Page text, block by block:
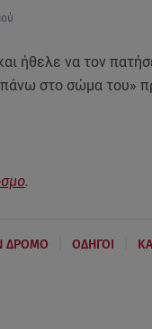
ήθελε να τον
στο σώμα του»
.
ΔΡΟΜΟ ΟΔΗΓΟΙ